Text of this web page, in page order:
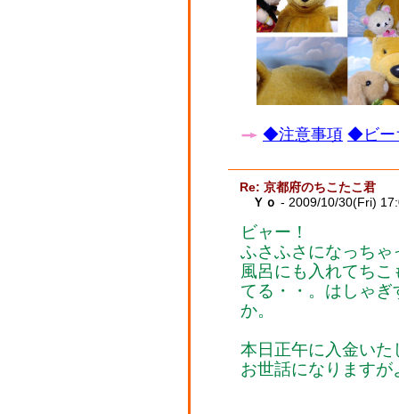
◆注意事項 ◆ビー
Re: 京都府のちこたこ君
Ｙｏ - 2009/10/30(Fri)
ビャー！
ふさふさになっち
風呂にも入れてち
てる・・。はしゃ
か。
本日正午に入金いた
お世話になります